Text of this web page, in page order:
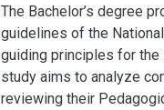
The Bachelor’s degree
guidelines of the
guiding principles for the
study aims to analyze
reviewing their